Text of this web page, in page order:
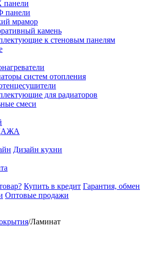
мрамор
камень
к стеновым панелям
систем отопления
для радиаторов
смеси
Дизайн кухни
Купить в кредит Гарантия, обмен
Оптовые продажи
/Ламинат